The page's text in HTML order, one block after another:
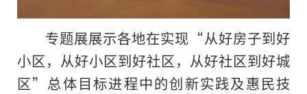
专题展展示各地在实现“从好房子到好
小区，从好小区到好社区，从好社区到好城
区”总体目标进程中的创新实践及惠民技